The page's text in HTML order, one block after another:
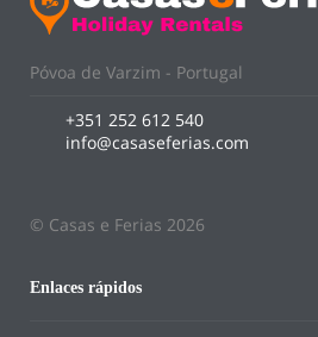
Póvoa de Varzim - Portugal
+351 252 612 540
info@casaseferias.com
© Casas e Ferias 2026
Enlaces rápidos